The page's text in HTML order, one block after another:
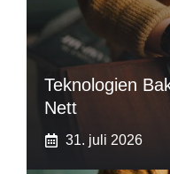
Teknologien
Nett
31. juli 2026